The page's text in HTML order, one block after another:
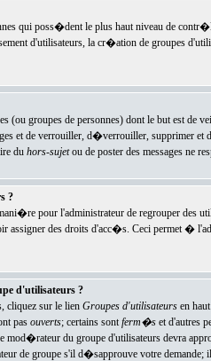
qui poss�dent le plus haut niveau de
d'utilisateurs, la cr�ation de groupes
(ou groupes de personnes) dont le but est de
et de verrouiller, d�verrouiller, supprimer
du hors-sujetou de poster des messages ne
?
pour l'administrateur de regrouper des
assigner des droits d'acc�s. Ceci permet
d'utilisateurs ?
cliquez sur le lien Groupes d'utilisateursen haut
pas ouverts; certains sontferm�set d'autres
du groupe d'utilisateurs devra
de groupe s'il d�sapprouve votre demande;